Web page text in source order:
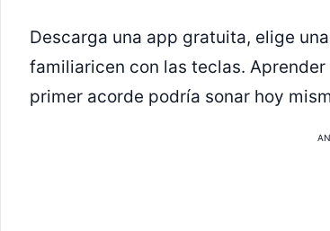
Descarga una app gratuita, elige
familiaricen con las teclas.
primer acorde podría sonar hoy